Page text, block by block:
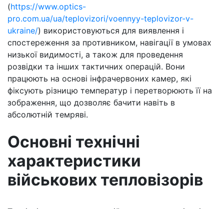
(https://www.optics-
pro.com.ua/ua/teplovizori/voennyy-teplovizor-v-
ukraine/) використовуються для виявлення і
спостереження за противником, навігації в умовах
низької видимості, а також для проведення
розвідки та інших тактичних операцій. Вони
працюють на основі інфрачервоних камер, які
фіксують різницю температур і перетворюють її на
зображення, що дозволяє бачити навіть в
абсолютній темряві.
Основні технічні
характеристики
військових тепловізорів